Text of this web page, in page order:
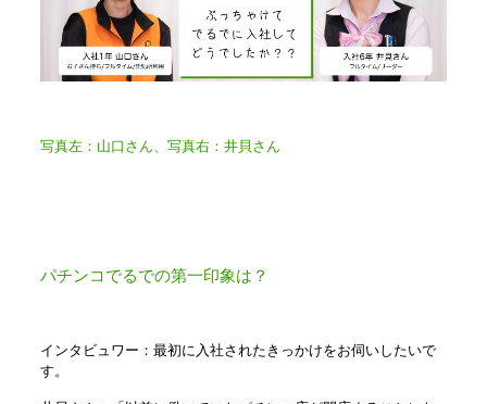
写真左：山口さん、写真右：井貝さん
パチンコでるでの第一印象は？
インタビュワー：最初に入社されたきっかけをお伺いしたいで
す。